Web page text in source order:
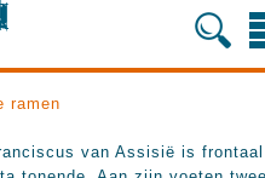
ramen
van Assisië is frontaal